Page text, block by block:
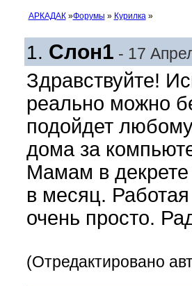
АРКАДАК»Форумы » Курилка»
1. Слон1 - 17
Здравствуйте!
реально можно
подойдет
дома за
Мамам в
в месяц.
очень просто.
(Отредактировано